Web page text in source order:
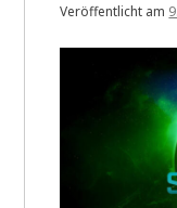
Veröffentlicht am